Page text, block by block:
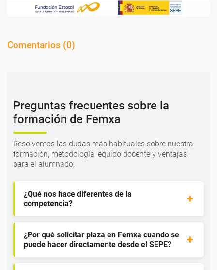
Comentarios (0)
Preguntas frecuentes sobre la
formación de Femxa
Resolvemos las dudas más habituales sobre nuestra
formación, metodología, equipo docente y ventajas
para el alumnado.
¿Qué nos hace diferentes de la
competencia?
¿Por qué solicitar plaza en Femxa cuando se
puede hacer directamente desde el SEPE?